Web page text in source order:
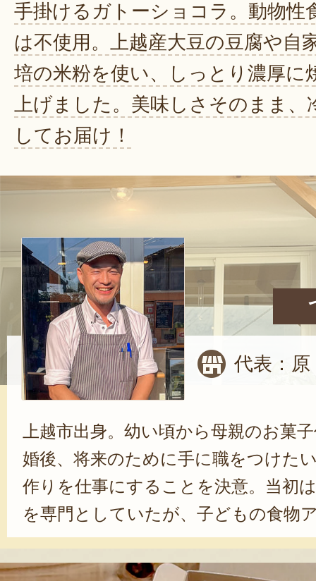
手掛けるガトーショコラ。動物性
は不使用。上越産大豆の豆腐や自
培の米粉を使い、しっとり濃厚に
上げました。美味しさそのまま、
してお届け！
代表：原
上越市出身。幼い頃から母親のお菓
婚後、将来のために手に職をつけた
作りを仕事にすることを決意。当初
を専門としていたが、子どもの食物
っかけに、ヴィーガンスイーツを学
で経験を積んだ後、実家の農業を継